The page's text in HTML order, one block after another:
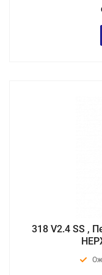
318 V2.4 SS ,